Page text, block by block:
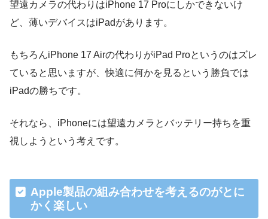
望遠カメラの代わりはiPhone 17 Proにしかできないけ
ど、薄いデバイスはiPadがあります。
もちろんiPhone 17 Airの代わりがiPad Proというのはズレ
ていると思いますが、快適に何かを見るという勝負では
iPadの勝ちです。
それなら、iPhoneには望遠カメラとバッテリー持ちを重
視しようという考えです。
Apple製品の組み合わせを考えるのがとに
かく楽しい